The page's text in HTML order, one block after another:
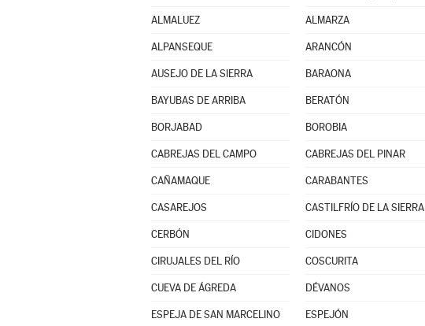
ALMALUEZ ALMARZA
ALPANSEQUE ARANCÓN
AUSEJO DE LA SIERRA BARAONA
BAYUBAS DE ARRIBA BERATÓN
BORJABAD BOROBIA
CABREJAS DEL CAMPO CABREJAS DEL PINAR
CAÑAMAQUE CARABANTES
CASAREJOS CASTILFRÍO DE LA SIERRA
CERBÓN CIDONES
CIRUJALES DEL RÍO COSCURITA
CUEVA DE ÁGREDA DÉVANOS
ESPEJA DE SAN MARCELINO ESPEJÓN